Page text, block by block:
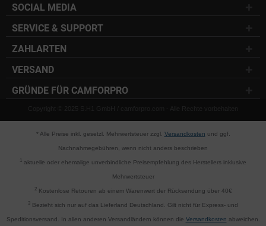
SOCIAL MEDIA
SERVICE & SUPPORT
ZAHLARTEN
VERSAND
GRÜNDE FÜR CAMFORPRO
Copyright © 2025 S.H1 GmbH / camforpro.com - Alle Rechte vorbehalten
* Alle Preise inkl. gesetzl. Mehrwertsteuer zzgl. Versandkosten und ggf.
Nachnahmegebühren, wenn nicht anders beschrieben
aktuelle oder ehemalige unverbindliche Preisempfehlung des Herstellers inklusive
Mehrwertsteuer
2Kostenlose Retouren ab einem Warenwert der Rücksendung über 40€
3 Bezieht sich nur auf das Lieferland Deutschland. Gilt nicht für Express- und
Speditionsversand. In allen anderen Versandländern können die Versandkosten abweichen.